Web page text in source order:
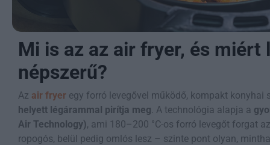
Mi is az az air fryer, és miért
népszerű?
Az air fryer egy forró levegővel működő, kompakt konyhai
helyett légárammal pirítja meg . A technológia alapja a
Air Technology), ami 180–200 °C-os forró levegőt forgat
ropogós, belül pedig omlós lesz – szinte pont olyan,